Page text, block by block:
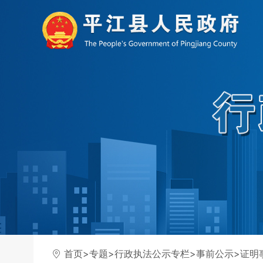
首页>专题>行政执法公示专栏>事前公示>证明